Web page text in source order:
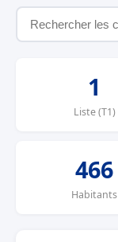
1
Liste (T1)
466
Habitants